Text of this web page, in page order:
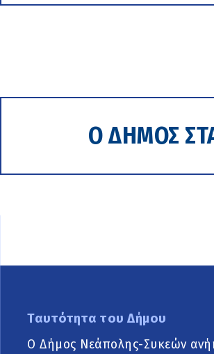
Ο ΔΗΜΟΣ
Ταυτότητα του Δήμου
Ο Δήμος Νεάπολης-Συκεών